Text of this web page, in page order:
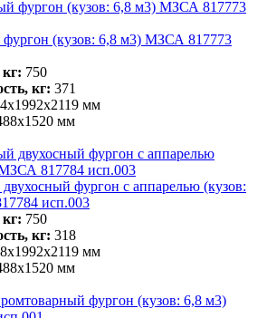
(кузов: 6,8 м3) МЗСА 817773
750
кг: 371
мм
мм
фургон с аппарелью (кузов:
исп.003
750
кг: 318
мм
мм